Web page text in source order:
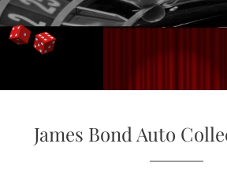
James Bond Auto